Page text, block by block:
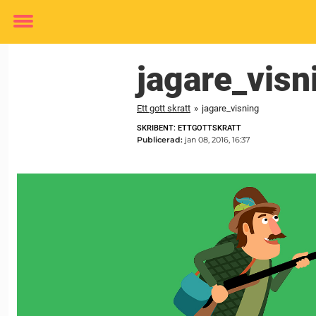
Toggle
Ett gott skratt » jagare_visning
SKRIBENT: ETTGOTTSKRATT
Publicerad: jan 08, 2016, 16:37